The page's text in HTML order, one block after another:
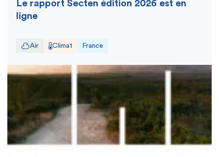
Le rapport Secten édition 2026 est en
ligne
Air Climat France